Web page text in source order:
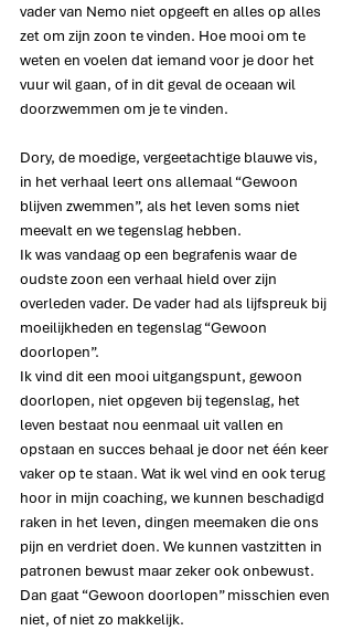
vader van Nemo niet opgeeft en alles op alles
zet om zijn zoon te vinden. Hoe mooi om te
weten en voelen dat iemand voor je door het
vuur wil gaan, of in dit geval de oceaan wil
doorzwemmen om je te vinden.
Dory, de moedige, vergeetachtige blauwe vis,
in het verhaal leert ons allemaal “Gewoon
blijven zwemmen”, als het leven soms niet
meevalt en we tegenslag hebben.
Ik was vandaag op een begrafenis waar de
oudste zoon een verhaal hield over zijn
overleden vader. De vader had als lijfspreuk bij
moeilijkheden en tegenslag “Gewoon
doorlopen”.
Ik vind dit een mooi uitgangspunt, gewoon
doorlopen, niet opgeven bij tegenslag, het
leven bestaat nou eenmaal uit vallen en
opstaan en succes behaal je door net één keer
vaker op te staan. Wat ik wel vind en ook terug
hoor in mijn coaching, we kunnen beschadigd
raken in het leven, dingen meemaken die ons
pijn en verdriet doen. We kunnen vastzitten in
patronen bewust maar zeker ook onbewust.
Dan gaat “Gewoon doorlopen” misschien even
niet, of niet zo makkelijk.